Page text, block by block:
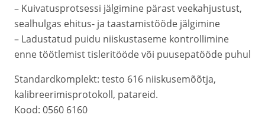
– Kuivatusprotsessi jälgimine pärast veekahjustust,
sealhulgas ehitus- ja taastamistööde jälgimine
– Ladustatud puidu niiskustaseme kontrollimine
enne töötlemist tisleritööde või puusepatööde puhul
Standardkomplekt: testo 616 niiskusemõõtja,
kalibreerimisprotokoll, patareid.
Kood: 0560 6160